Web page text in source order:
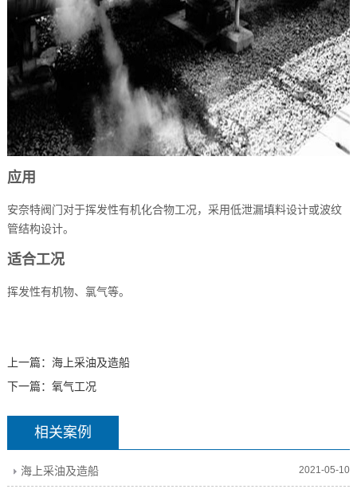
应用
安奈特阀门对于挥发性有机化合物工况，采用低泄漏填料设计或波纹
管结构设计。
适合工况
挥发性有机物、氯气等。
上一篇： 海上采油及造船
下一篇： 氧气工况
相关案例
海上采油及造船 2021-05-10